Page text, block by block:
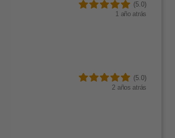
(5.0)
1 año atrás
(5.0)
2 años atrás